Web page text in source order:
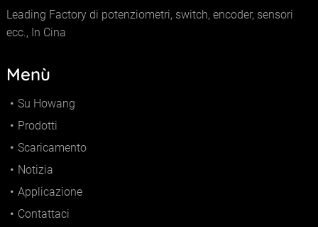
Leading Factory di potenziometri, switch, encoder, sensori
ecc., In Cina
Menù
Su Howang
Prodotti
Scaricamento
Notizia
Applicazione
Contattaci